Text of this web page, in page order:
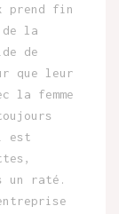
prend fin
de la
de
que leur
la femme
est
un raté.